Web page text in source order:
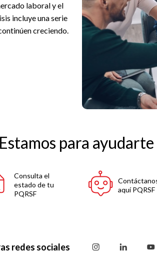
laboral y el
incluye una serie
creciendo.
Estamos para ayudarte
Consulta el
estado de tu
PQRSF
aquí PQRSF
redes sociales